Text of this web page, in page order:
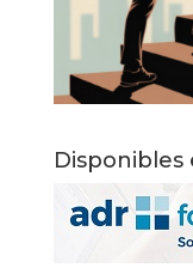
Disponibles